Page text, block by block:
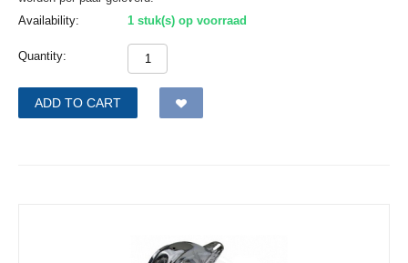
Availability:
1 stuk(s) op voorraad
Quantity:
ADD TO CART